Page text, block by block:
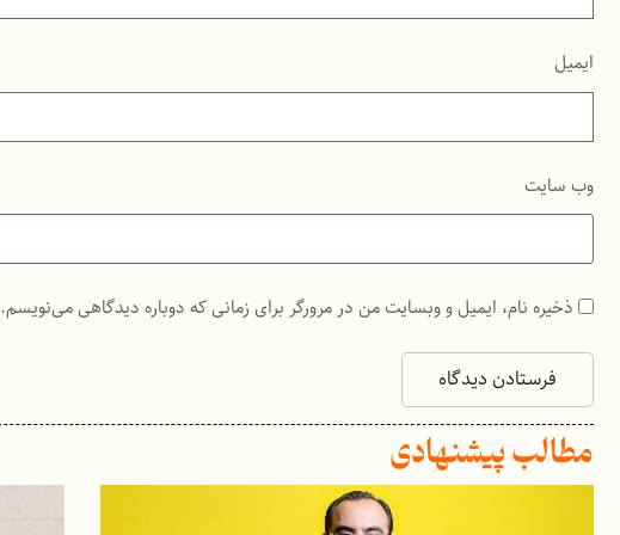
ایمیل
وب‌ سایت
ذخیره نام، ایمیل و وبسایت من در مرورگر برای زمانی که دوباره دیدگاهی می‌نویسم.
مطالب پیشنهادی